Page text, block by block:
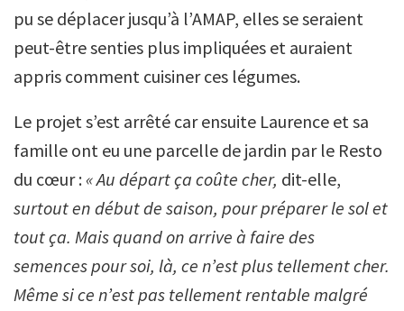
pu se déplacer jusqu’à l’AMAP, elles se seraient
peut-être senties plus impliquées et auraient
appris comment cuisiner ces légumes.
Le projet s’est arrêté car ensuite Laurence et sa
famille ont eu une parcelle de jardin par le Resto
du cœur : «Au départ ça coûte cher, dit-elle,
surtout en début de saison, pour préparer le sol et
tout ça. Mais quand on arrive à faire des
semences pour soi, là, ce n’est plus tellement cher.
Même si ce n’est pas tellement rentable malgré